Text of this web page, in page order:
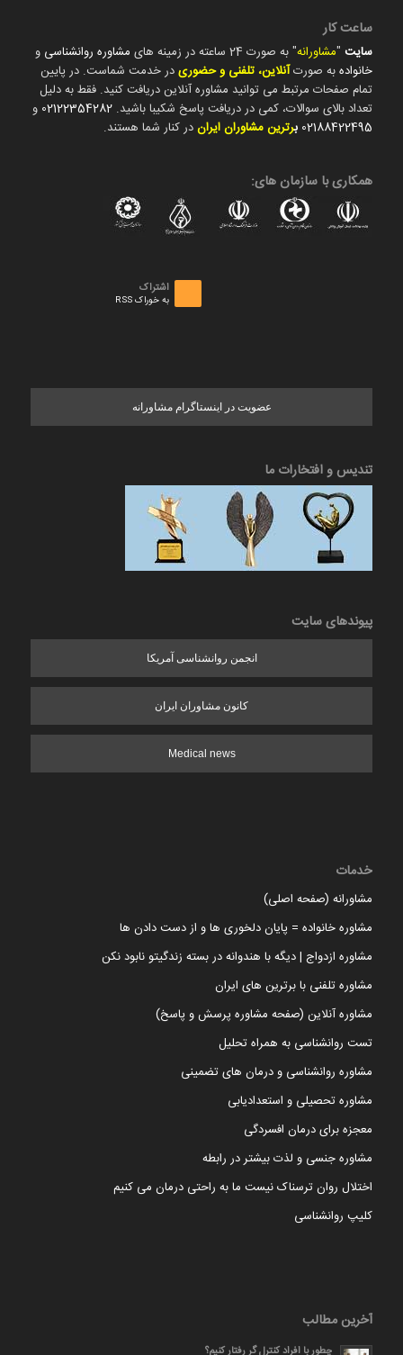
ساعت کار
سایت"مشاورانه" به صورت 24 ساعته در زمینه های مشاوره روانشناسی و
خانوادهبه صورتآنلاین، تلفنی و حضوریدر خدمت شماست. در پایین
تمام صفحات مرتبط می توانید مشاوره آنلاین دریافت کنید. فقط به دلیل
تعداد بالای سوالات، کمی در دریافت پاسخ شکیبا باشید. 02122354282 و
02188422495 برترین مشاوران ایراندر کنار شما هستند.
همکاری با سازمان های:
اشتراک
به خوراک RSS
عضویت در اینستاگرام مشاورانه
تندیس و افتخارات ما
پیوندهای سایت
انجمن روانشناسی آمریکا
کانون مشاوران ایران
Medical news
خدمات
مشاورانه (صفحه اصلی)
مشاوره خانواده = پایان دلخوری ها و از دست دادن ها
مشاوره ازدواج | دیگه با هندوانه در بسته زندگیتو نابود نکن
مشاوره تلفنی با برترین های ایران
مشاوره آنلاین (صفحه مشاوره پرسش و پاسخ)
تست روانشناسی به همراه تحلیل
مشاوره روانشناسی و درمان های تضمینی
مشاوره تحصیلی و استعدادیابی
معجزه برای درمان افسردگی
مشاوره جنسی و لذت بیشتر در رابطه
اختلال روان ترسناک نیست ما به راحتی درمان می کنیم
کلیپ روانشناسی
آخرین مطالب
چطور با افراد کنترل گر رفتار کنیم؟